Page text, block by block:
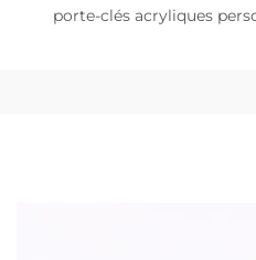
porte-clés acryliques